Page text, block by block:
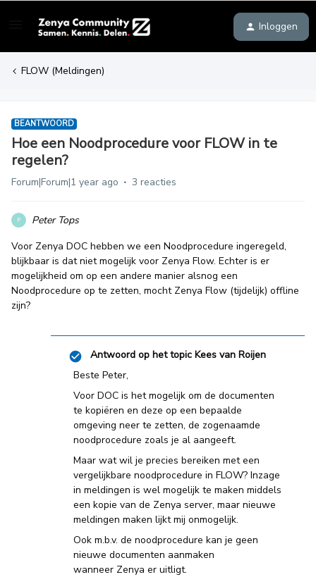
Inloggen
FLOW (Meldingen)
BEANTWOORD
Hoe een Noodprocedure voor FLOW in te
regelen?
Forum|Forum|1 year ago 3 reacties
P
Peter Tops
Voor Zenya DOC hebben we een Noodprocedure ingeregeld,
blijkbaar is dat niet mogelijk voor Zenya Flow. Echter is er
mogelijkheid om op een andere manier alsnog een
Noodprocedure op te zetten, mocht Zenya Flow (tijdelijk) offline
zijn?
Antwoord op het topic Kees van Roijen
Beste Peter,
Voor DOC is het mogelijk om de documenten
te kopiëren en deze op een bepaalde
omgeving neer te zetten, de zogenaamde
noodprocedure zoals je al aangeeft.
Maar wat wil je precies bereiken met een
vergelijkbare noodprocedure in FLOW? Inzage
in meldingen is wel mogelijk te maken middels
een kopie van de Zenya server, maar nieuwe
meldingen maken lijkt mij onmogelijk.
Ook m.b.v. de noodprocedure kan je geen
nieuwe documenten aanmaken
wanneer Zenya er uitligt.